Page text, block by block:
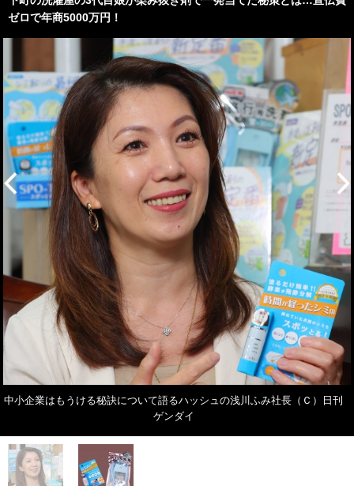
ゼロで年商5000万円！
中小企業はもうける秘訣について語るハッシュの浅川ふみ社長（Ｃ）日刊
ゲンダイ